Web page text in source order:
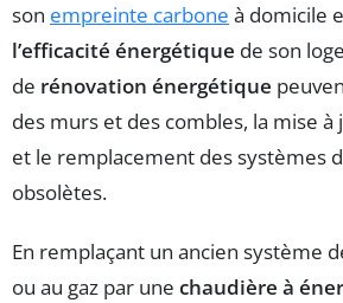
son empreinte carbone à domicile
l’efficacité énergétique de son
de rénovation énergétique
des murs et des combles, la mise
et le remplacement des systèmes
obsolètes.
En remplaçant un ancien système
ou au gaz par une chaudière à